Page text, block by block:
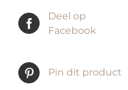
Deel op
Facebook
Pin dit product